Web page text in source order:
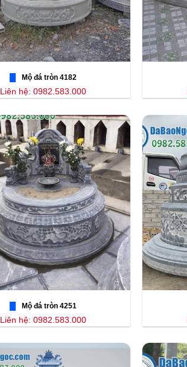
Mộ đá tròn 4182
Liên hệ: 0982.583.000
Mộ đá tròn 4251
Liên hệ: 0982.583.000